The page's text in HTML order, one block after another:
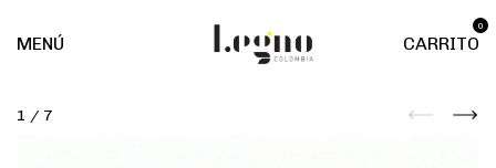
MENÚ CARRITO
0
1 / 7